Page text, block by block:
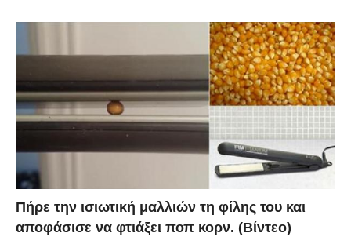
Πήρε την ισιωτική μαλλιών τη φίλης του και
αποφάσισε να φτιάξει ποπ κορν. (Βίντεο)